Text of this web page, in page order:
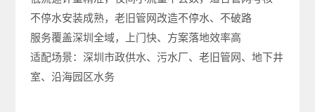
不停水安装成熟，老旧管网改造不停水、不破路
服务覆盖深圳全域，上门快、方案落地效率高
适配场景：深圳市政供水、污水厂、老旧管网、地下井
室、沿海园区水务